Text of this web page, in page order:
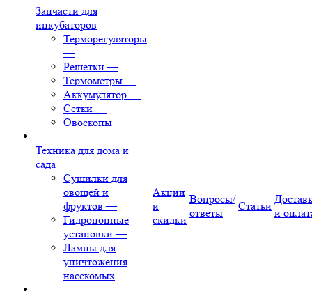
Запчасти для
инкубаторов
Терморегуляторы
—
Решетки —
Термометры —
Аккумулятор —
Сетки —
Овоскопы
Техника для дома и
сада
Сушилки для
овощей и
фруктов —
Гидропонные
установки —
Лампы для
уничтожения
насекомых
Акции
и
скидки
Вопросы/
ответы
Статьи
и